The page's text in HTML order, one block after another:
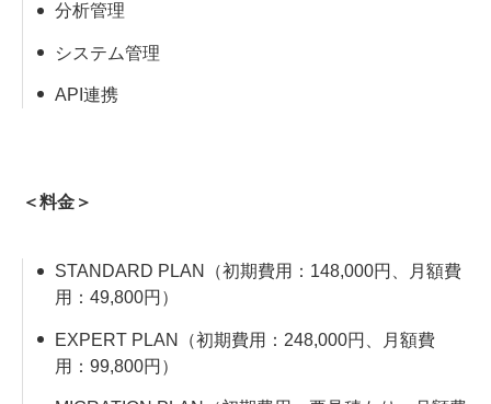
分析管理
システム管理
API連携
＜料金＞
STANDARD PLAN（初期費用：148,000円、月額費
用：49,800円）
EXPERT PLAN（初期費用：248,000円、月額費
用：99,800円）